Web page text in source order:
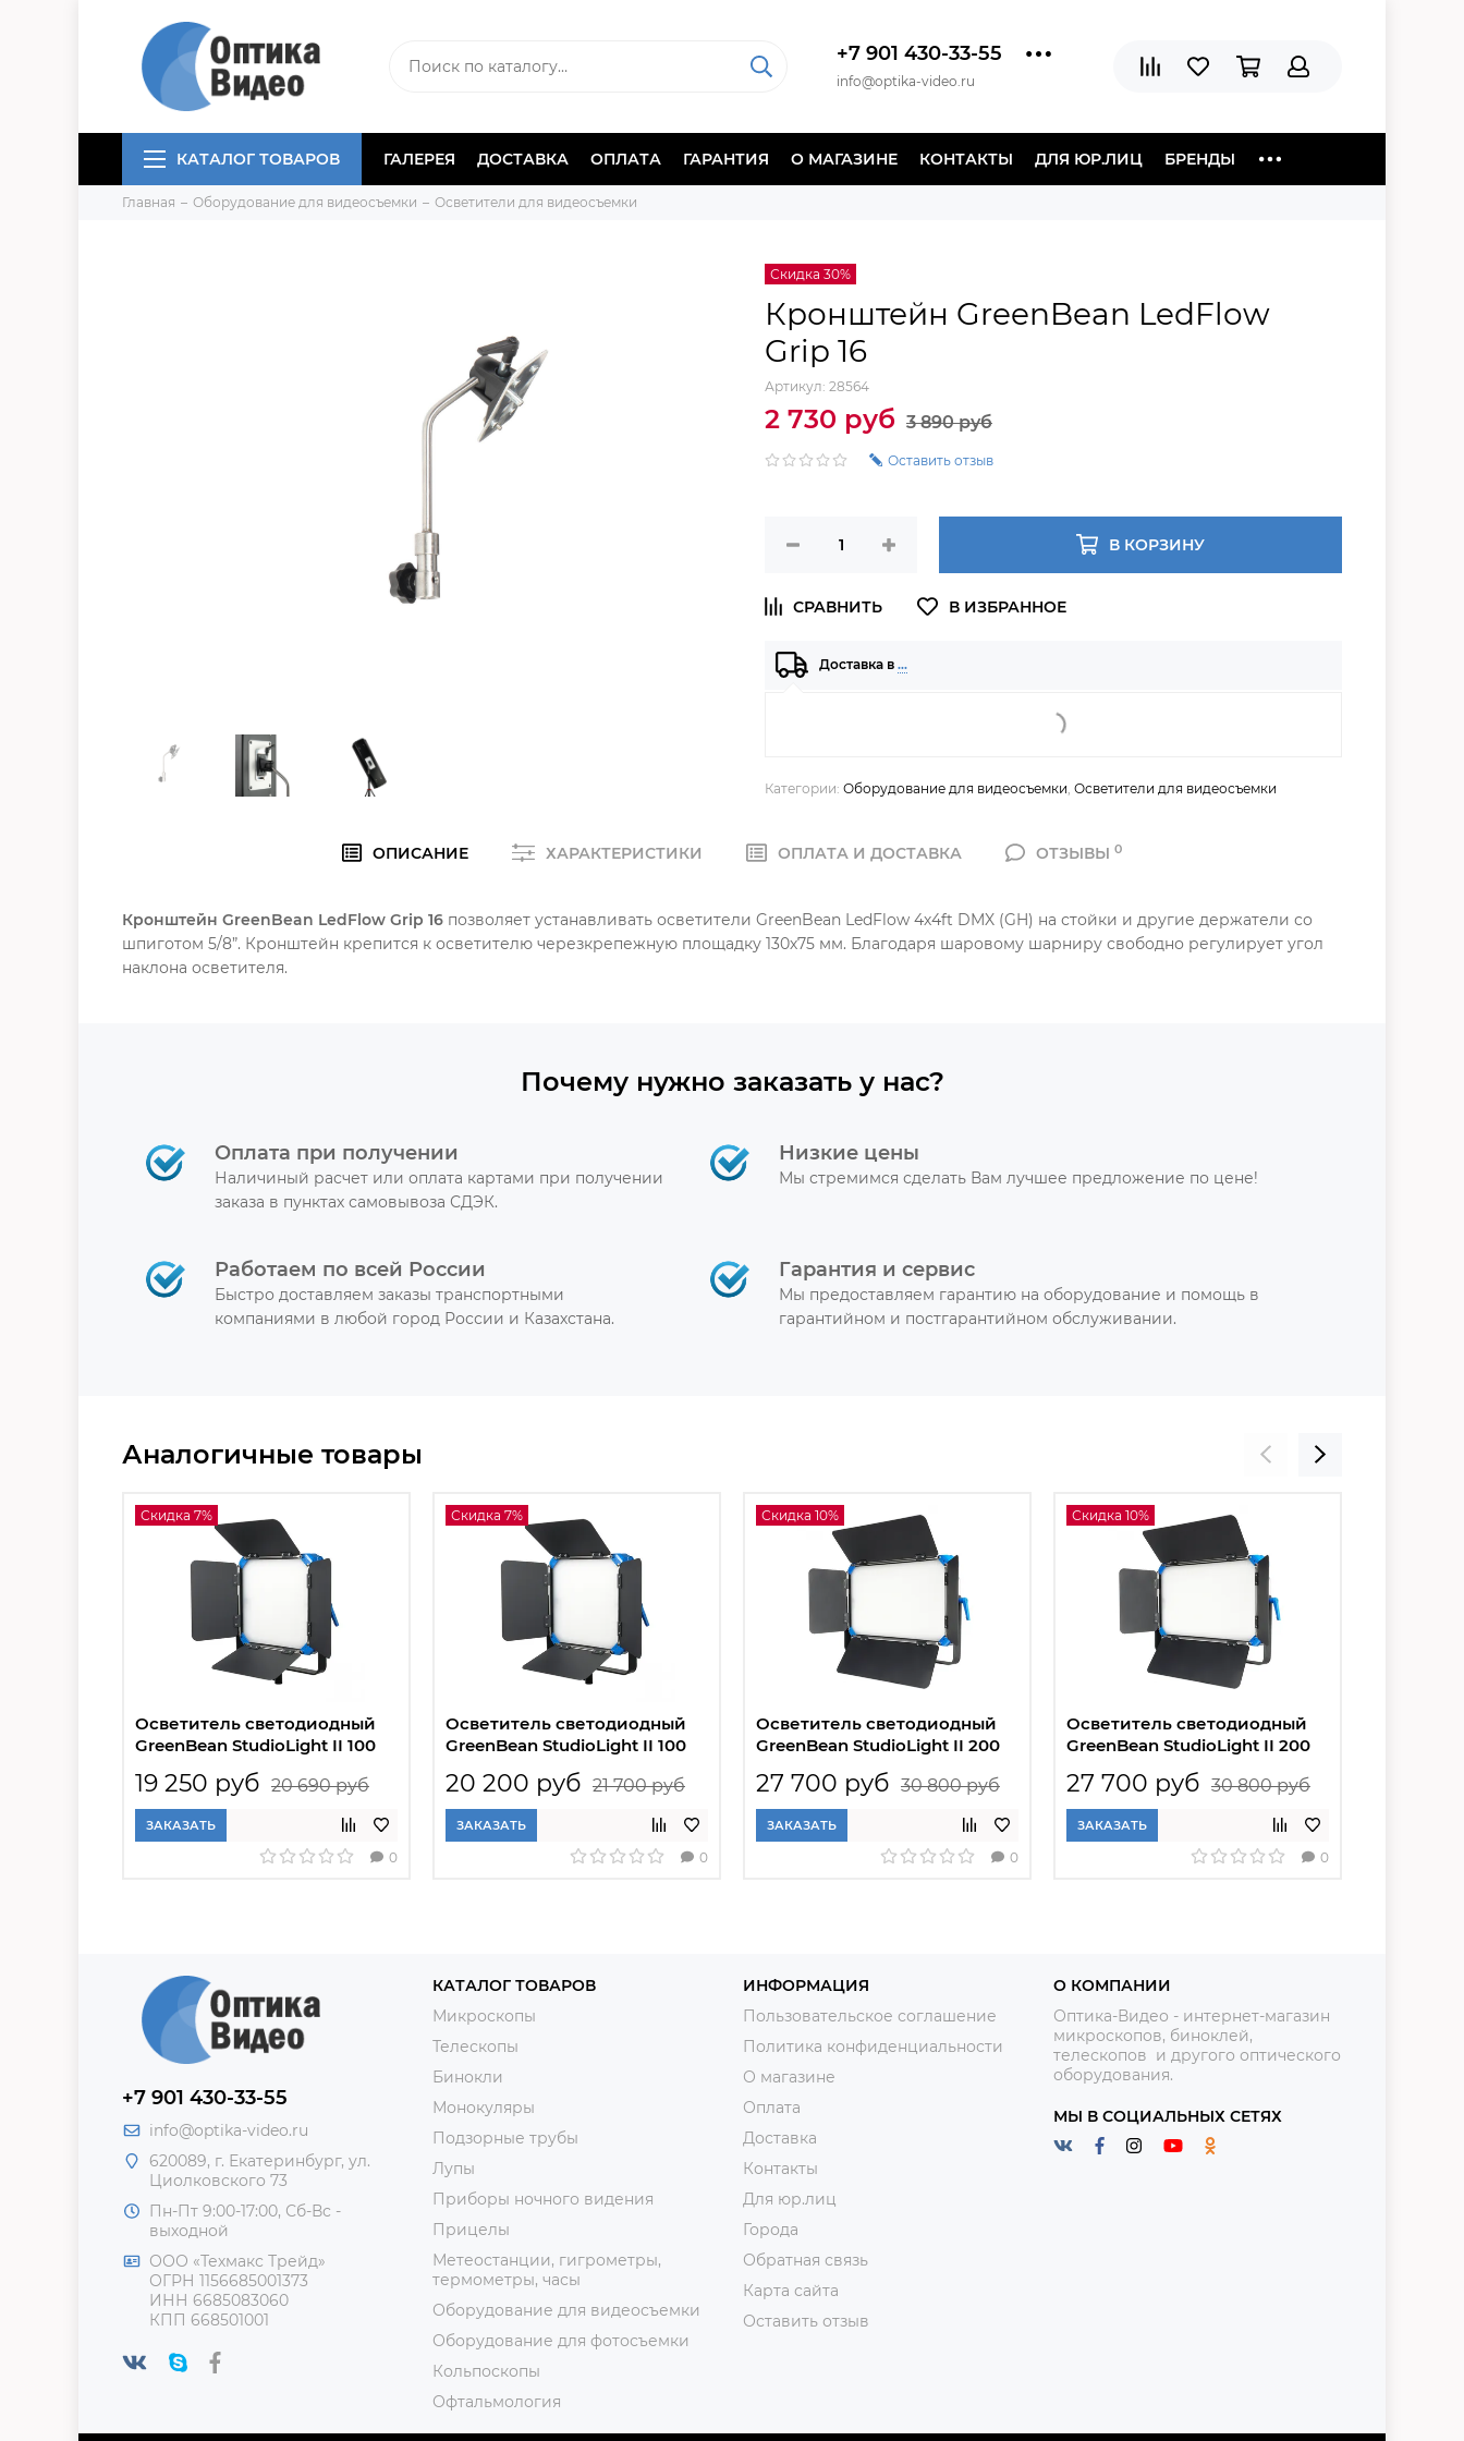
+7 901 430-33-55
info@optika-video.ru
КАТАЛОГ ТОВАРОВ ГАЛЕРЕЯ ДОСТАВКА ОПЛАТА ГАРАНТИЯ О МАГАЗИНЕ КОНТАКТЫ ДЛЯ ЮР.ЛИЦ БРЕНДЫ
Главная Оборудование для видеосъемки Осветители для видеосъемки
Скидка 30%
Кронштейн GreenBean LedFlow
Grip 16
Артикул: 28564
2 730 руб 3 890 руб
Оставить отзыв
В КОРЗИНУ
Доставка в …
Категории: Оборудование для видеосъемки Осветители для видеосъемки
ОПИСАНИЕ ХАРАКТЕРИСТИКИ ОПЛАТА И ДОСТАВКА ОТЗЫВЫ0
Кронштейн GreenBean LedFlow Grip 16 позволяет устанавливать осветители GreenBean LedFlow 4х4ft DMX (GH) на стойки и другие держатели со
шпиготом 5/8”. Кронштейн крепится к осветителю черезкрепежную площадку 130х75 мм. Благодаря шаровому шарниру свободно регулирует угол
наклона осветителя.
Почему нужно заказать у нас?
Оплата при получении
Наличиный расчет или оплата картами при получении
заказа в пунктах самовывоза СДЭК.
Низкие цены
Мы стремимся сделать Вам лучшее предложение по цене!
Работаем по всей России
Быстро доставляем заказы транспортными
компаниями в любой город России и Казахстана.
Гарантия и сервис
Мы предоставляем гарантию на оборудование и помощь в
гарантийном и постгарантийном обслуживании.
Аналогичные товары
Скидка 7%
Осветитель светодиодный
GreenBean StudioLight II 100
19 250 руб 20 690 руб
ЗАКАЗАТЬ
0
Скидка 7%
Осветитель светодиодный
GreenBean StudioLight II 100
20 200 руб 21 700 руб
ЗАКАЗАТЬ
0
Скидка 10%
Осветитель светодиодный
GreenBean StudioLight II 200
27 700 руб 30 800 руб
ЗАКАЗАТЬ
0
Скидка 10%
Осветитель светодиодный
GreenBean StudioLight II 200
27 700 руб 30 800 руб
ЗАКАЗАТЬ
0
+7 901 430-33-55
info@optika-video.ru
620089, г. Екатеринбург, ул.
Циолковского 73
Пн-Пт 9:00-17:00, Сб-Вс -
выходной
ООО «Техмакс Трейд»
ОГРН 1156685001373
ИНН 6685083060
КПП 668501001
КАТАЛОГ ТОВАРОВ
Микроскопы
Телескопы
Бинокли
Монокуляры
Подзорные трубы
Лупы
Приборы ночного видения
Прицелы
Метеостанции, гигрометры,
термометры, часы
Оборудование для видеосъемки
Оборудование для фотосъемки
Кольпоскопы
Офтальмология
ИНФОРМАЦИЯ
Пользовательское соглашение
Политика конфиденциальности
О магазине
Оплата
Доставка
Контакты
Для юр.лиц
Города
Обратная связь
Карта сайта
Оставить отзыв
О КОМПАНИИ
Оптика-Видео - интернет-магазин
микроскопов, биноклей,
телескопов и другого оптического
оборудования.
МЫ В СОЦИАЛЬНЫХ СЕТЯХ